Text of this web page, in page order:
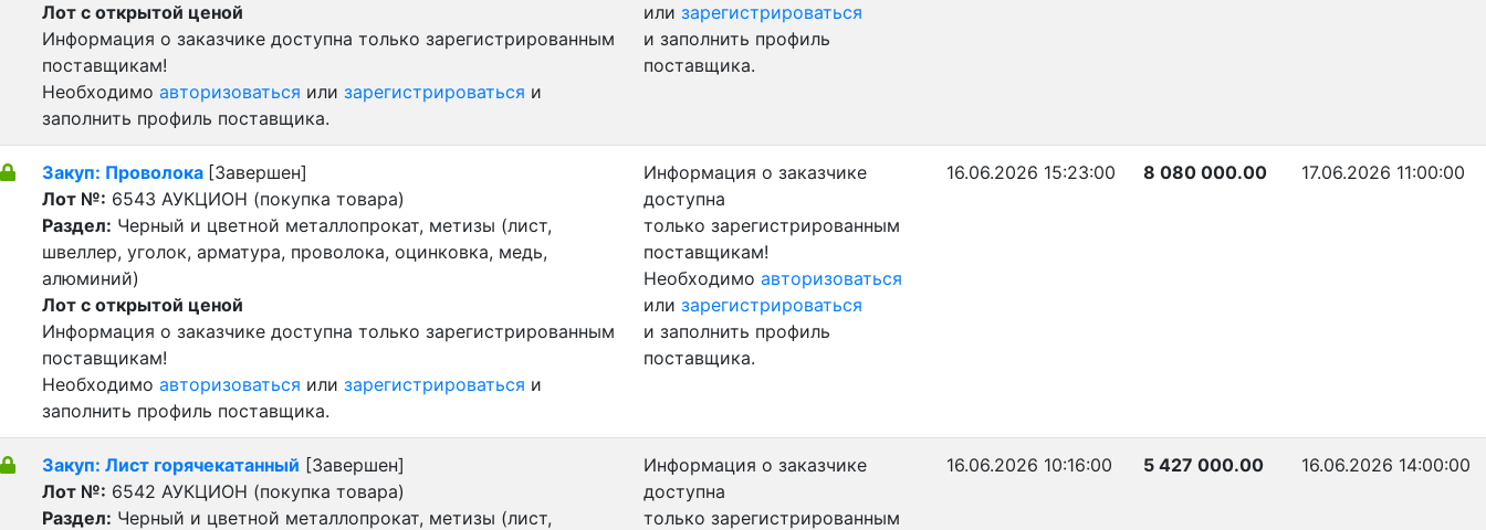
Лот с открытой ценой
Информация о заказчике доступна только зарегистрированным
поставщикам!
Необходимо авторизоваться или зарегистрироваться и
заполнить профиль поставщика.
или зарегистрироваться
и заполнить профиль
поставщика.
Закуп: Проволока [Завершен]
Лот №: 6543 АУКЦИОН (покупка товара)
Раздел: Черный и цветной металлопрокат, метизы (лист,
швеллер, уголок, арматура, проволока, оцинковка, медь,
алюминий)
Лот с открытой ценой
Информация о заказчике доступна только зарегистрированным
поставщикам!
Необходимо авторизоваться или зарегистрироваться и
заполнить профиль поставщика.
Информация о заказчике
доступна
только зарегистрированным
поставщикам!
Необходимо авторизоваться
или зарегистрироваться
и заполнить профиль
поставщика.
16.06.2026 15:23:00 8 080 000.00 17.06.2026 11:00:00
Закуп: Лист горячекатанный [Завершен]
Лот №: 6542 АУКЦИОН (покупка товара)
Раздел: Черный и цветной металлопрокат, метизы (лист,
Информация о заказчике
доступна
только зарегистрированным
16.06.2026 10:16:00 5 427 000.00 16.06.2026 14:00:00